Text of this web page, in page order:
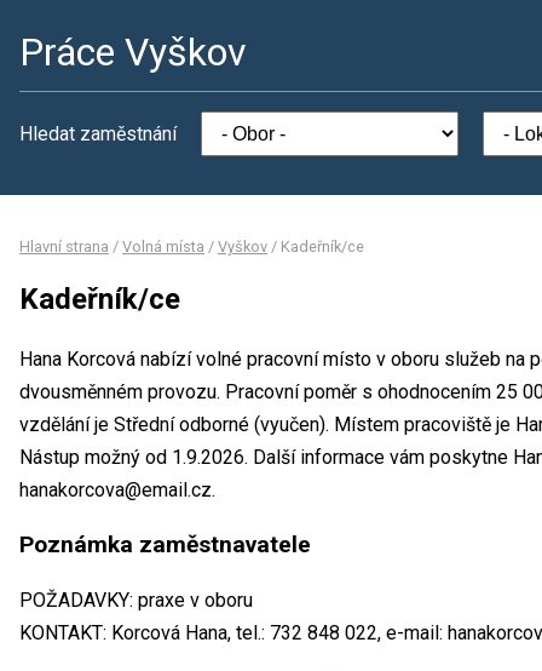
Práce Vyškov
Hledat zaměstnání
Hlavní strana / Volná místa / Vyškov / Kadeřník/ce
Kadeřník/ce
Hana Korcová nabízí volné pracovní místo v oboru služeb na
dvousměnném provozu. Pracovní poměr s ohodnocením 25
vzdělání je Střední odborné (vyučen). Místem pracoviště je
Nástup možný od 1.9.2026. Další informace vám poskytne
hanakorcova@email.cz.
Poznámka zaměstnavatele
POŽADAVKY: praxe v oboru
KONTAKT: Korcová Hana, tel.: 732 848 022, e-mail: